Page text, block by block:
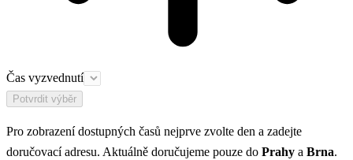
Čas vyzvednutí
Potvrdit výběr
Pro zobrazení dostupných časů nejprve zvolte den a zadejte
doručovací adresu. Aktuálně doručujeme pouze do Prahy a Brna.